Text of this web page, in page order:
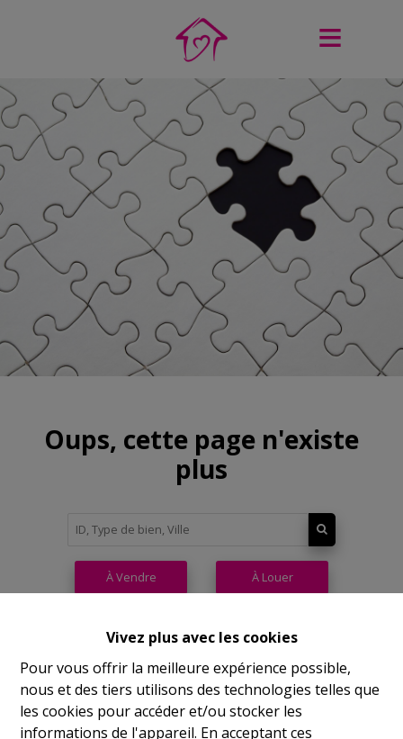
Vivez plus avec les cookies
Pour vous offrir la meilleure expérience possible,
nous et des tiers utilisons des technologies telles que
les cookies pour accéder et/ou stocker les
informations de l'appareil. En acceptant ces
Oups, cette page n'existe
plus
À Vendre À Louer
Philippeville